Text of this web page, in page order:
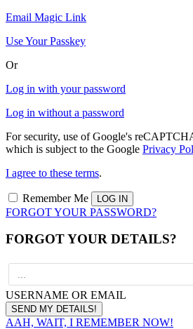
Email Magic Link
Use Your Passkey
Or
Log in with your password
Log in without a password
For security, use of Google's
which is subject to the Google Privacy
I agree to these terms.
Remember Me
FORGOT YOUR PASSWORD?
FORGOT YOUR DETAILS?
USERNAME OR EMAIL
AAH, WAIT, I REMEMBER NOW!